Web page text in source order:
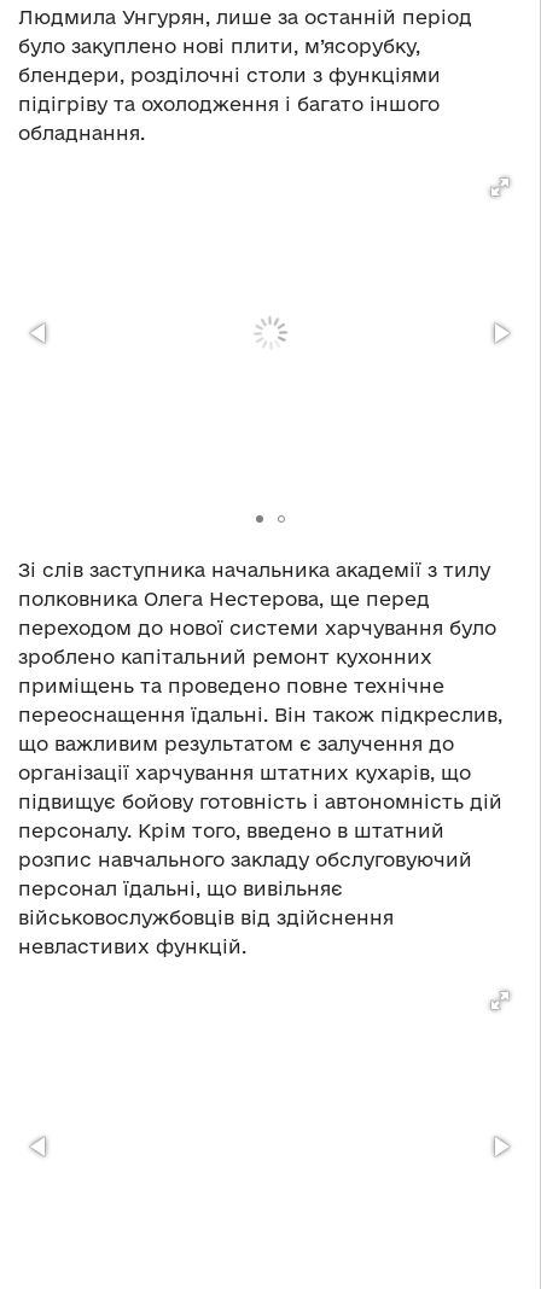
Людмила Унгурян, лише за останній період
було закуплено нові плити, м’ясорубку,
блендери, розділочні столи з функціями
підігріву та охолодження і багато іншого
обладнання.
Зі слів заступника начальника академії з тилу
полковника Олега Нестерова, ще перед
переходом до нової системи харчування було
зроблено капітальний ремонт кухонних
приміщень та проведено повне технічне
переоснащення їдальні. Він також підкреслив,
що важливим результатом є залучення до
організації харчування штатних кухарів, що
підвищує бойову готовність і автономність дій
персоналу. Крім того, введено в штатний
розпис навчального закладу обслуговуючий
персонал їдальні, що вивільняє
військовослужбовців від здійснення
невластивих функцій.